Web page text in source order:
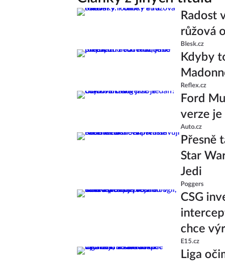
Radost
růžová
Blesk.cz
Kdyby
Reflex.cz
Ford
verze je
Auto.cz
Přesně
Star
Jedi
Poggers
CSG
chce
E15.cz
Liga